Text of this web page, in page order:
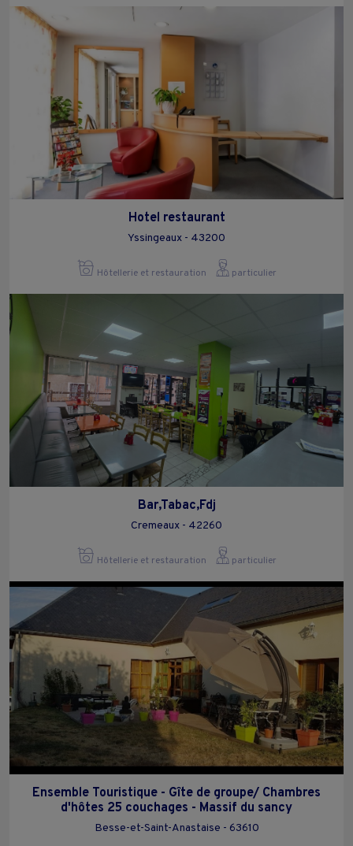
Hotel restaurant
Yssingeaux - 43200
Hôtellerie et restauration particulier
Bar,Tabac,Fdj
Cremeaux - 42260
Hôtellerie et restauration particulier
Ensemble Touristique - Gîte de groupe/ Chambres
d'hôtes 25 couchages - Massif du sancy
Besse-et-Saint-Anastaise - 63610